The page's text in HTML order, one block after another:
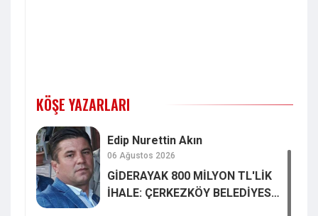
KÖŞE YAZARLARI
Edip Nurettin Akın
06 Ağustos 2026
GİDERAYAK 800 MİLYON TL'LİK
İHALE: ÇERKEZKÖY BELEDİYESİ